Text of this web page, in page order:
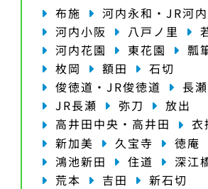
布施
河内永和・JR河
河内小阪
八戸ノ里
河内花園
東花園
瓢
枚岡
額田
石切
俊徳道・JR俊徳道
長瀬
JR長瀬
弥刀
放出
高井田中央・高井田
衣
新加美
久宝寺
徳庵
鴻池新田
住道 深江
荒本
吉田 新石切